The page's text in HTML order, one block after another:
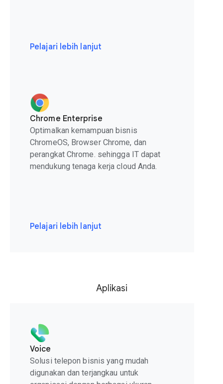
Pelajari lebih lanjut
Chrome Enterprise
Optimalkan kemampuan bisnis
ChromeOS, Browser Chrome, dan
perangkat Chrome. sehingga IT dapat
mendukung tenaga kerja cloud Anda.
Pelajari lebih lanjut
Aplikasi
Voice
Solusi telepon bisnis yang mudah
digunakan dan terjangkau untuk